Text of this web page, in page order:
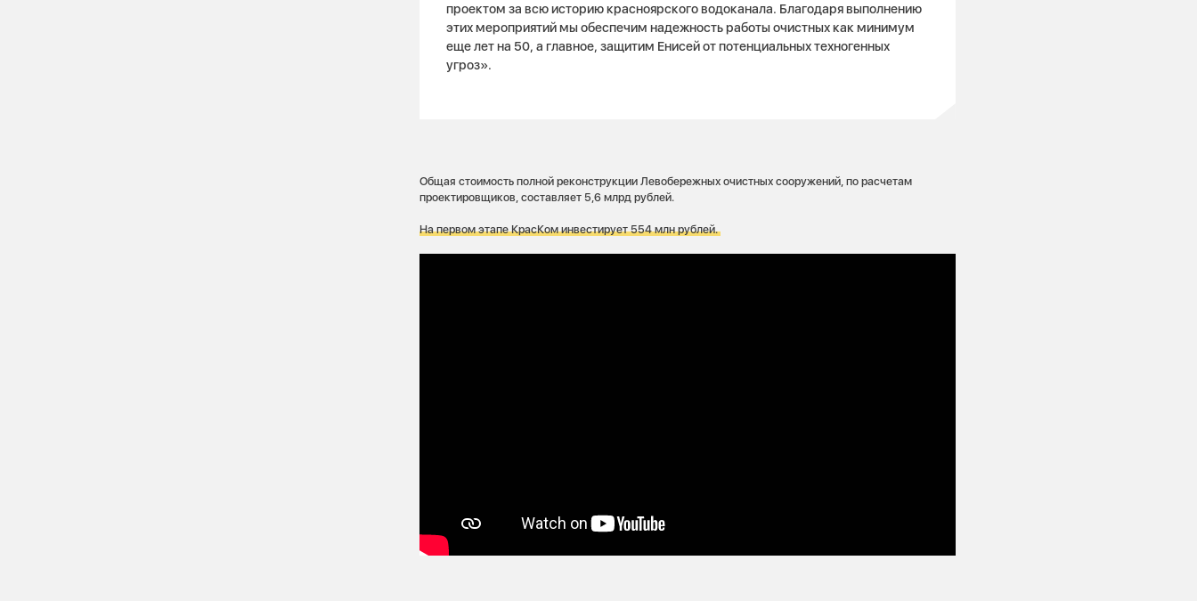
проектом за всю историю красноярского водоканала. Благодаря выполнению
этих мероприятий мы обеспечим надежность работы очистных как минимум
еще лет на 50, а главное, защитим Енисей от потенциальных техногенных
угроз».
Общая стоимость полной реконструкции Левобережных очистных сооружений, по расчетам
проектировщиков, составляет 5,6 млрд рублей.
На первом этапе КрасКом инвестирует 554 млн рублей.